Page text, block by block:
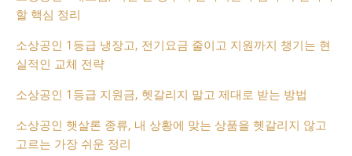
할 핵심 정리
소상공인 1등급 냉장고, 전기요금 줄이고 지원까지 챙기는 현
실적인 교체 전략
소상공인 1등급 지원금, 헷갈리지 말고 제대로 받는 방법
소상공인 햇살론 종류, 내 상황에 맞는 상품을 헷갈리지 않고
고르는 가장 쉬운 정리